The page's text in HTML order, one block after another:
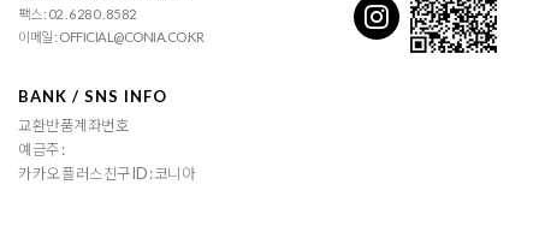
팩스 : 02 . 6280 . 8582
이메일 : OFFICIAL@CONIA.CO.KR
BANK / SNS INFO
교환반품계좌번호
예금주 :
카카오 플러스친구 ID : 코니아